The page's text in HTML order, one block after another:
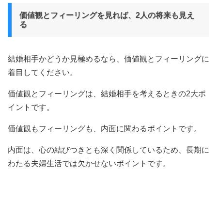
価値観とフィーリングを見れば、2人の将来も見え
る
結婚相手かどうか見極めるなら、価値観とフィーリングに
着目してください。
価値観とフィーリングは、結婚相手を考えるときの2大ポ
イントです。
価値観もフィーリングも、内面に関わるポイントです。
内面は、心の結びつきとも深く関係しているため、長期に
わたる夫婦生活では欠かせないポイントです。